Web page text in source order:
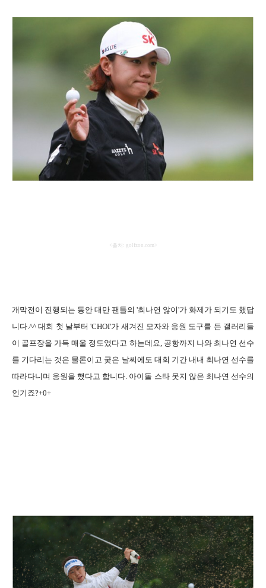
출처 : golfzon.com>
개막전이 진행되는 동안 대만 팬들의 '최나연 앓이'가 화제가 되기도 했답
니다.^^대회 첫 날부터 'CHOI'가 새겨진 모자와 응원 도구를 든 갤러리들
이 골프장을 가득 매울 정도였다고 하는데요, 공항까지 나와 최나연 선수
를 기다리는 것은 물론이고 궂은 날씨에도 대회 기간 내내 최나연 선수를
따라다니며 응원을 했다고 합니다. 아이돌 스타 못지 않은 최나연 선수의
인기죠?+0+